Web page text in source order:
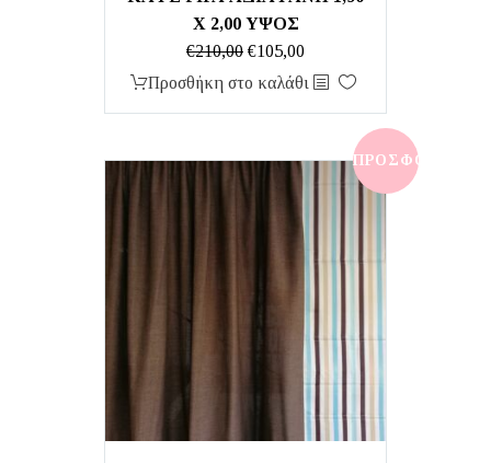
Χ 2,00 ΥΨΟΣ
€210,00 Original
price
€105,00Η
τρέχουσα
€105,00.
Προσθήκη στο καλάθι
ΠΡΟΣΦΟΡΆ!